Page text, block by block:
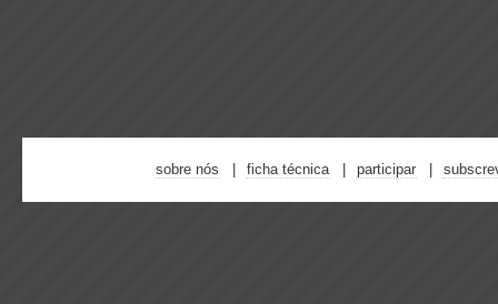
sobre nós ficha técnica participar